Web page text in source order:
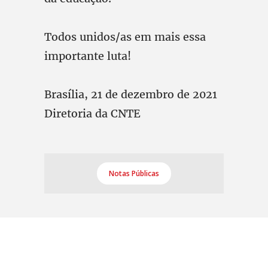
Todos unidos/as em mais essa
importante luta!
Brasília, 21 de dezembro de 2021
Diretoria da CNTE
Notas Públicas